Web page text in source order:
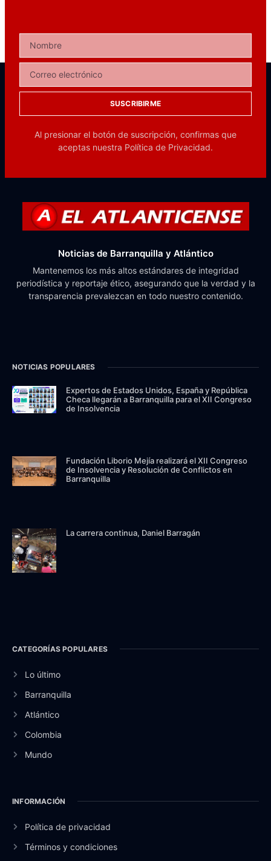
SUSCRIBIRME
Al presionar el botón de suscripción, confirmas que
aceptas nuestra Política de Privacidad.
Noticias de Barranquilla y Atlántico
Mantenemos los más altos estándares de integridad
periodística y reportaje ético, asegurando que la verdad y la
transparencia prevalezcan en todo nuestro contenido.
NOTICIAS POPULARES
Expertos de Estados Unidos, España y República
Checa llegarán a Barranquilla para el XII Congreso
de Insolvencia
Fundación Liborio Mejía realizará el XII Congreso
de Insolvencia y Resolución de Conflictos en
Barranquilla
La carrera continua, Daniel Barragán
CATEGORÍAS POPULARES
Lo último
Barranquilla
Atlántico
Colombia
Mundo
INFORMACIÓN
Política de privacidad
Términos y condiciones